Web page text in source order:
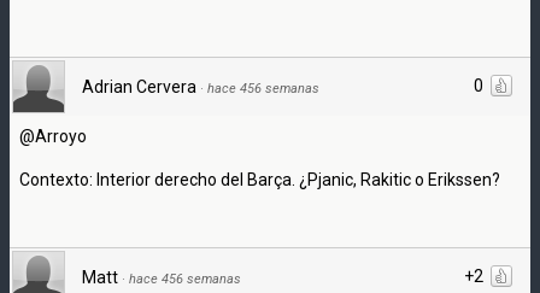
0
Adrian Cervera · hace 456 semanas
@Arroyo
Contexto: Interior derecho del Barça. ¿Pjanic, Rakitic o Erikssen?
+2
Matt · hace 456 semanas